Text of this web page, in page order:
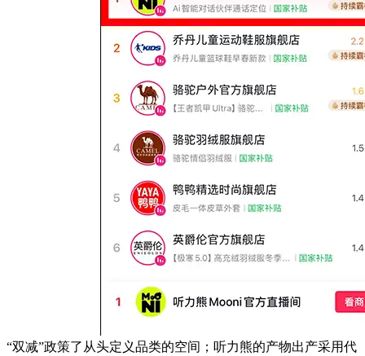
“双减”政策了从头定义品类的空间；听力熊的产物出产采用代